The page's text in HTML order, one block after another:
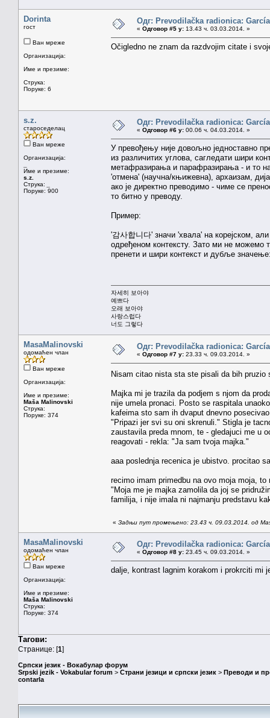
Dorinta
гост
Ван мреже
Организација:
Име и презиме:
Струка:
Поруке: 6
Одг: Prevodilačka radionica:
« Одговор #5 у: 13.43 ч. 03.03.2014. »
Očigledno ne znam da razdvojim citate i
s.z.
староседелац
Ван мреже
Организација:
Име и презиме:
s.z.
Струка:
Поруке: 900
Одг: Prevodilačka radionica:
« Одговор #6 у: 00.06 ч. 04.03.2014. »
У превођењу није довољно једноставно
из различитих углова, сагледати шири
метафразирања и парафразирања - и то
'отмена' (научна/књижевна), архаизам,
ако је директно преводимо - чиме се
то битно у преводу.
Пример:
'감사합니다' значи 'хвала' на корејском,
одређеном контексту. Зато ми не можемо
пренети и шири контекст и дубље
자세히 보아야
예쁘다
오래 보아야
사랑스럽다
너도 그렇다
MasaMalinovski
одомаћен члан
Ван мреже
Организација:
Име и презиме:
Maša Malinovski
Струка:
Поруке: 374
Одг: Prevodilačka radionica:
« Одговор #7 у: 23.33 ч. 09.03.2014. »
Nisam citao nista sta ste pisali da bih pruzio
Majka mi je trazila da podjem s njom da
nije umela pronaci. Posto se raspitala
kafeima sto sam ih dvaput dnevno
"Pripazi jer svi su oni skrenuli." Stigla je
zaustavila preda mnom, te - gledajuci me u
reagovati - rekla: "Ja sam tvoja majka."
aaa poslednja recenica je ubistvo. procitao
recimo imam primedbu na ovo moja moja,
"Moja me je majka zamolila da joj se
familija, i nije imala ni najmanju predstavu
« Задњи пут промењено: 23.43 ч. 09.03.2014. од
MasaMalinovski
одомаћен члан
Ван мреже
Организација:
Име и презиме:
Maša Malinovski
Струка:
Поруке: 374
Одг: Prevodilačka radionica:
« Одговор #8 у: 23.45 ч. 09.03.2014. »
dalje, kontrast lagnim korakom i prokrciti mi
Тагови:
Странице: [1]
Српски језик - Вокабулар форум
Srpski jezik - Vokabular forum > Страни језици и српски језик > Преводи и
contarla